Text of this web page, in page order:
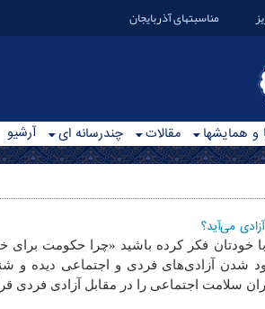
مناسبتهای آذربایجان
و همایشها مقالات چندرسانه ای آرشیو
می‌آید؟
خودتان فکر کرده باشید «چرا حکومت برای
شدن آزادی‌های فردی و اجتماعی دیده و
سلامت اجتماعی را در مقابل آزادی فردی